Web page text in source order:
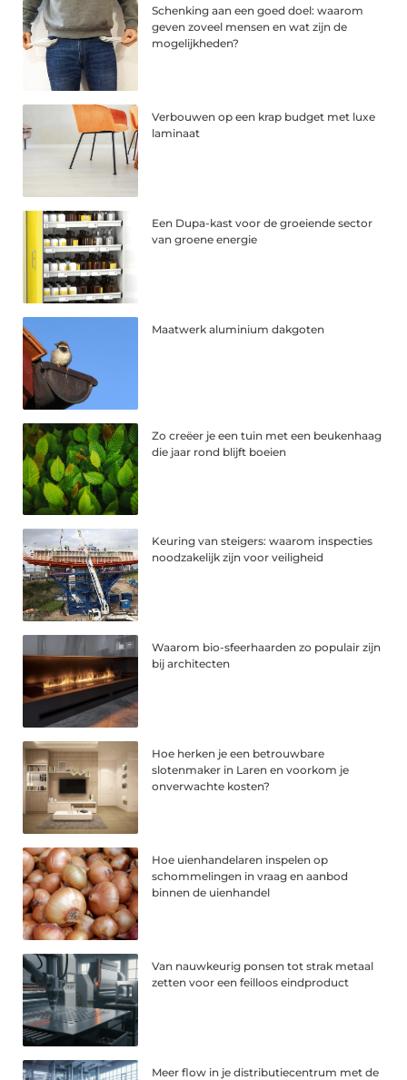
Schenking aan een goed doel: waarom
geven zoveel mensen en wat zijn de
mogelijkheden?
Verbouwen op een krap budget met luxe
laminaat
Een Dupa-kast voor de groeiende sector
van groene energie
Maatwerk aluminium dakgoten
Zo creëer je een tuin met een beukenhaag
die jaar rond blijft boeien
Keuring van steigers: waarom inspecties
noodzakelijk zijn voor veiligheid
Waarom bio-sfeerhaarden zo populair zijn
bij architecten
Hoe herken je een betrouwbare
slotenmaker in Laren en voorkom je
onverwachte kosten?
Hoe uienhandelaren inspelen op
schommelingen in vraag en aanbod
binnen de uienhandel
Van nauwkeurig ponsen tot strak metaal
zetten voor een feilloos eindproduct
Meer flow in je distributiecentrum met de